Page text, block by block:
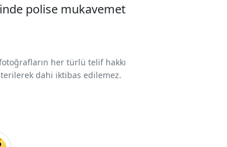
polise mukavemet
her türlü telif hakkı
dahi iktibas edilemez.